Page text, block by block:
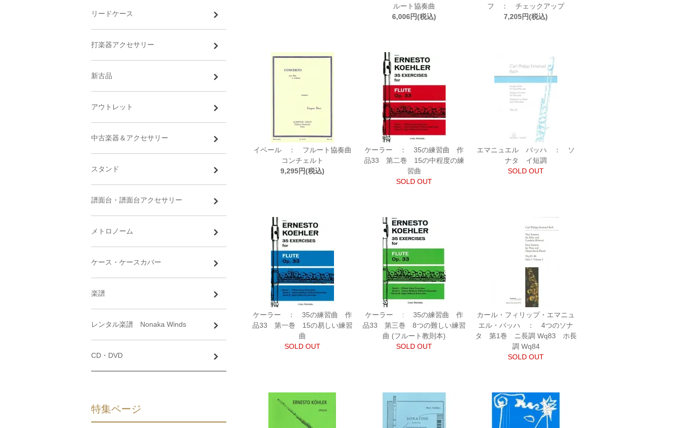
ルート協奏曲
6,006円(税込)
フ ： チェックアップ
7,205円(税込)
イベール ： フルート協奏曲
コンチェルト
9,295円(税込)
ケーラー ： 35の練習曲 作
品33 第二巻 15の中程度の練
習曲
SOLD OUT
エマニュエル バッハ ： ソ
ナタ イ短調
SOLD OUT
ケーラー ： 35の練習曲 作
品33 第一巻 15の易しい練習
曲
SOLD OUT
ケーラー : 35の練習曲 作
品33 第三巻 8つの難しい練習
曲 (フルート教則本)
SOLD OUT
カール・フィリップ・エマニュ
エル・バッハ ： 4つのソナ
タ 第1巻 ニ長調 Wq83 ホ長
調 Wq84
SOLD OUT
リードケース
打楽器アクセサリー
新古品
アウトレット
中古楽器＆アクセサリー
スタンド
譜面台・譜面台アクセサリー
メトロノーム
ケース・ケースカバー
楽譜
レンタル楽譜 Nonaka Winds
CD・DVD
特集ページ